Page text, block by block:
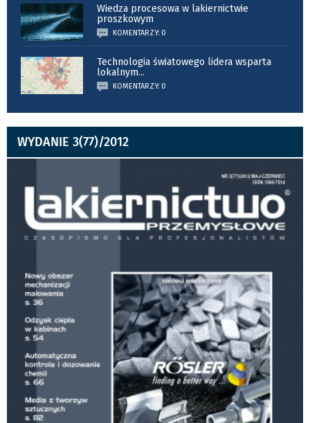
Wiedza procesowa w lakiernictwie
proszkowym
KOMENTARZY: 0
Technologia światowego lidera wsparta
lokalnym...
KOMENTARZY: 0
WYDANIE 3(77)/2012